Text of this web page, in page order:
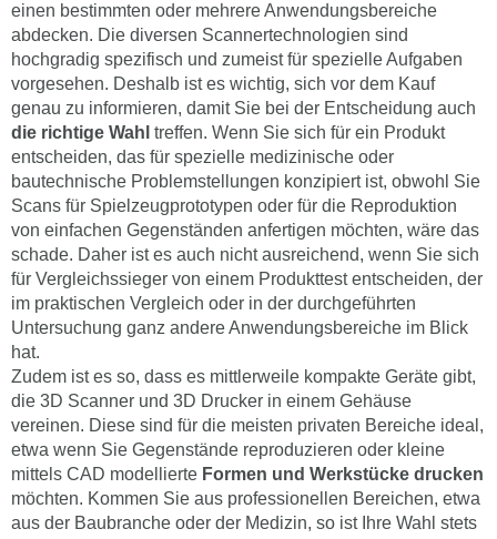
einen bestimmten oder mehrere Anwendungsbereiche
abdecken. Die diversen Scannertechnologien sind
hochgradig spezifisch und zumeist für spezielle Aufgaben
vorgesehen. Deshalb ist es wichtig, sich vor dem Kauf
genau zu informieren, damit Sie bei der Entscheidung auch
die richtige Wahl treffen. Wenn Sie sich für ein Produkt
entscheiden, das für spezielle medizinische oder
bautechnische Problemstellungen konzipiert ist, obwohl Sie
Scans für Spielzeugprototypen oder für die Reproduktion
von einfachen Gegenständen anfertigen möchten, wäre das
schade. Daher ist es auch nicht ausreichend, wenn Sie sich
für Vergleichssieger von einem Produkttest entscheiden, der
im praktischen Vergleich oder in der durchgeführten
Untersuchung ganz andere Anwendungsbereiche im Blick
hat.
Zudem ist es so, dass es mittlerweile kompakte Geräte gibt,
die 3D Scanner und 3D Drucker in einem Gehäuse
vereinen. Diese sind für die meisten privaten Bereiche ideal,
etwa wenn Sie Gegenstände reproduzieren oder kleine
mittels CAD modellierte Formen und Werkstücke drucken
möchten. Kommen Sie aus professionellen Bereichen, etwa
aus der Baubranche oder der Medizin, so ist Ihre Wahl stets